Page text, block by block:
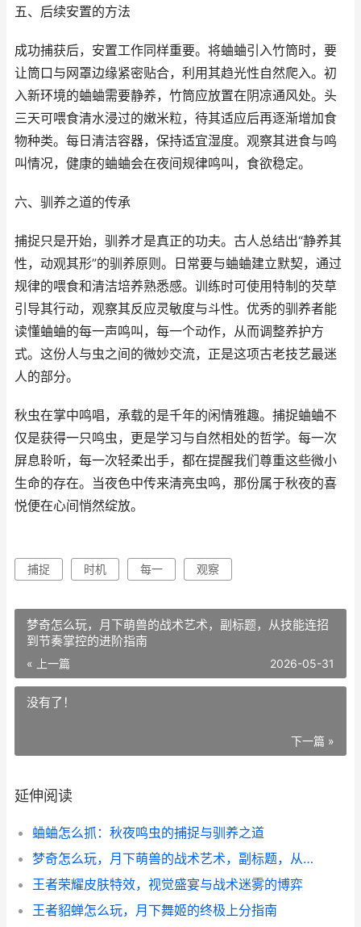
五、后续安置的方法
成功捕获后，安置工作同样重要。将蛐蛐引入竹筒时，要
让筒口与网罩边缘紧密贴合，利用其趋光性自然爬入。初
入新环境的蛐蛐需要静养，竹筒应放置在阴凉通风处。头
三天可喂食清水浸过的嫩米粒，待其适应后再逐渐增加食
物种类。每日清洁容器，保持适宜湿度。观察其进食与鸣
叫情况，健康的蛐蛐会在夜间规律鸣叫，食欲稳定。
六、驯养之道的传承
捕捉只是开始，驯养才是真正的功夫。古人总结出“静养其
性，动观其形”的驯养原则。日常要与蛐蛐建立默契，通过
规律的喂食和清洁培养熟悉感。训练时可使用特制的芡草
引导其行动，观察其反应灵敏度与斗性。优秀的驯养者能
读懂蛐蛐的每一声鸣叫，每一个动作，从而调整养护方
式。这份人与虫之间的微妙交流，正是这项古老技艺最迷
人的部分。
秋虫在掌中鸣唱，承载的是千年的闲情雅趣。捕捉蛐蛐不
仅是获得一只鸣虫，更是学习与自然相处的哲学。每一次
屏息聆听，每一次轻柔出手，都在提醒我们尊重这些微小
生命的存在。当夜色中传来清亮虫鸣，那份属于秋夜的喜
悦便在心间悄然绽放。
捕捉 时机 每一 观察
梦奇怎么玩，月下萌兽的战术艺术，副标题，从技能连招
到节奏掌控的进阶指南
« 上一篇 2026-05-31
没有了！
下一篇 »
延伸阅读
蛐蛐怎么抓：秋夜鸣虫的捕捉与驯养之道
梦奇怎么玩，月下萌兽的战术艺术，副标题，从技能连招到节奏掌控的进阶指南
王者荣耀皮肤特效，视觉盛宴与战术迷雾的博弈
王者貂蝉怎么玩，月下舞姬的终极上分指南